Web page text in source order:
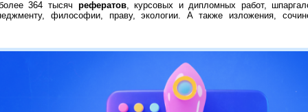
364 тысяч рефератов, курсовых и дипломных работ,
философии, праву, экологии. А также изложения,